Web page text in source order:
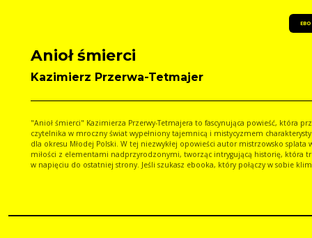
Anioł śmierci
Kazimierz Przerwa-Tetmajer
"Anioł śmierci" Kazimierza Przerwy-Tetmajera to fascynująca powieść, która
czytelnika w mroczny świat wypełniony tajemnicą i mistycyzmem
dla okresu Młodej Polski. W tej niezwykłej opowieści autor mistrzowsko splata
miłości z elementami nadprzyrodzonymi, tworząc intrygującą historię, która
w napięciu do ostatniej strony. Jeśli szukasz ebooka, który połączy w sobie